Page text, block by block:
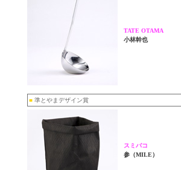
TATE OTAMA
小林幹也
■ 準とやまデザイン賞
スミバコ
参（MILE）